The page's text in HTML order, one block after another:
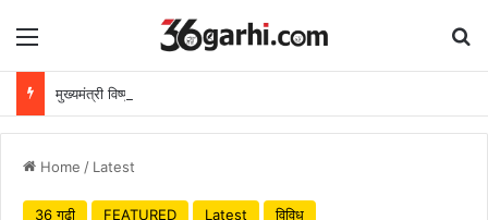
Menu
Home / Latest
36 गढ़ी FEATURED Latest विविध